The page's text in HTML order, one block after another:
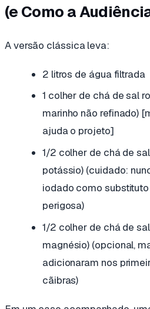
(e Como a
A versão clássica leva:
2 litros de água filtrada
1 colher de chá de sal
marinho não refinado)
ajuda o projeto]
1/2 colher de chá de
potássio) (cuidado:
iodado como
perigosa)
1/2 colher de chá de
magnésio) (opcional,
adicionaram nos
cãibras)